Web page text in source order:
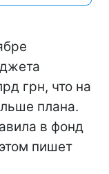
грн, что на
плана.
в фонд
пишет